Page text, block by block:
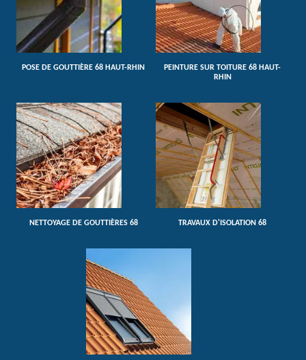
POSE DE GOUTTIÈRE 68 HAUT-RHIN
PEINTURE SUR TOITURE 68 HAUT-
RHIN
NETTOYAGE DE GOUTTIÈRES 68 TRAVAUX D'ISOLATION 68